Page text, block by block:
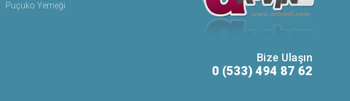
Puçuko Yemeği
Bize Ulaşın
0 (533) 494 87 62